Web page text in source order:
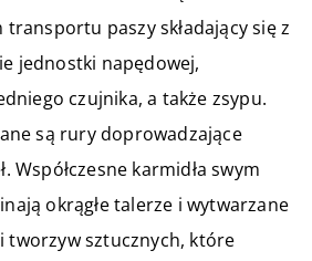
paszy składający się z
jednostki napędowej,
czujnika, a także zsypu.
są rury doprowadzające
Współczesne karmidła swym
okrągłe talerze i wytwarzane
tworzyw sztucznych, które